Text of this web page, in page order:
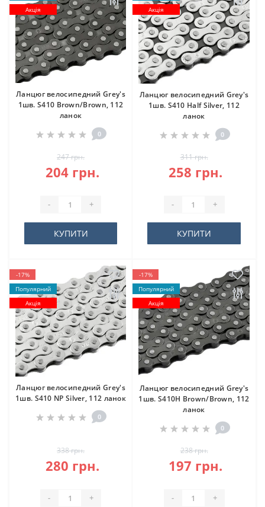
Акція
Ланцюг велосипедний Grey's
1шв. S410 Brown/Brown, 112
ланок
0
247 грн.
204 грн.
- +
КУПИТИ
Акція
Ланцюг велосипедний Grey's
1шв. S410 Half Silver, 112
ланок
0
311 грн.
258 грн.
- +
КУПИТИ
-17%
Популярний
Акція
Ланцюг велосипедний Grey's
1шв. S410 NP Silver, 112 ланок
0
338 грн.
280 грн.
- +
-17%
Популярний
Акція
Ланцюг велосипедний Grey's
1шв. S410H Brown/Brown, 112
ланок
0
238 грн.
197 грн.
- +